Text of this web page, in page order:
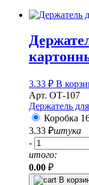
3.33 ₽ В
Арт. ОТ-107
Держатель
Коробка
3.33 ₽штука
-
итого:
0.00 ₽
В